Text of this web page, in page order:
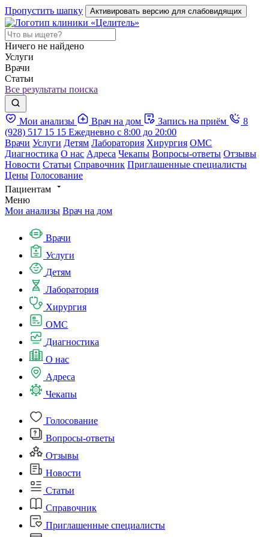
Пропустить шапку Активировать версию для слабовидящих
Ничего не найдено
Услуги
Врачи
Статьи
Все результаты поиска
Мои анализы Врач на дом Запись на приём
8
(928) 517 15 15 Ежедневно с 8:00 до 20:00
Врачи Услуги Детям Лаборатория Хирургия ОМС
Диагностика О нас Адреса Чекапы Вопросы-ответы Отзывы
Новости Статьи Справочник Приглашенные специалисты
Цены Голосование
Пациентам
Меню
Мои анализы Врач на дом
Врачи
Услуги
Детям
Лаборатория
Хирургия
ОМС
Диагностика
О нас
Адреса
Чекапы
Голосование
Вопросы-ответы
Отзывы
Новости
Статьи
Справочник
Приглашенные специалисты